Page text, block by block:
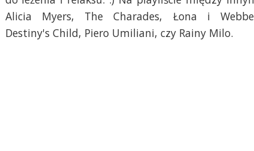
Alicia Myers, The Charades, Łona i
Destiny's Child, Piero Umiliani, czy Rainy Milo.